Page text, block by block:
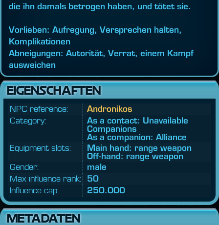
die ihn damals betrogen haben, und tötet sie.
Vorlieben: Aufregung, Versprechen halten,
Komplikationen
Abneigungen: Autorität, Verrat, einem Kampf
ausweichen
EIGENSCHAFTEN
NPC reference:
Andronikos
Category:
As a contact: Unavailable
Companions
As a companion: Alliance
Equipment slots:
Main hand: range weapon
Off-hand: range weapon
Gender:
male
Max influence rank:
50
Influence cap:
250.000
METADATEN